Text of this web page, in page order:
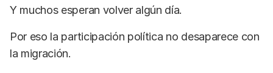
Y muchos esperan volver algún día.
Por eso la participación política no desaparece con
la migración.